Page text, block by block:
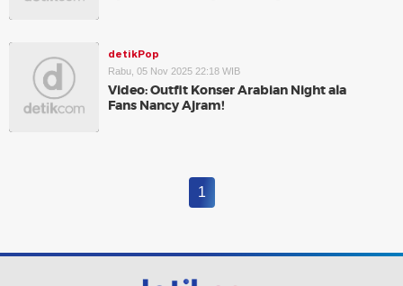
detikPop
Rabu, 05 Nov 2025 22:18 WIB
Video: Outfit Konser Arabian Night ala
Fans Nancy Ajram!
1